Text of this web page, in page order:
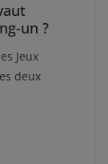
un ?
Jeux
deux